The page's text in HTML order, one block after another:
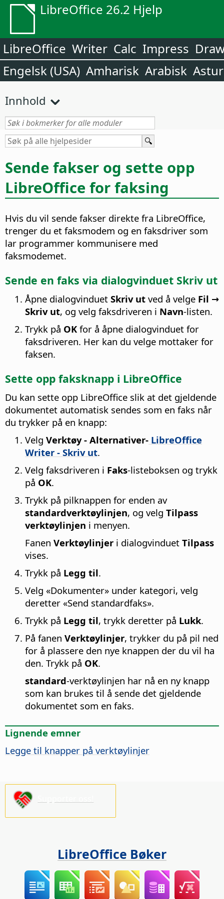
LibreOffice 26.2 Hjelp
LibreOffice Writer Calc Impress
Engelsk (USA) Amharisk Arabisk
Innhold
Sende fakser og sette opp
LibreOffice for faksing
Hvis du vil sende fakser direkte fra LibreOffice,
trenger du et faksmodem og en faksdriver som
lar programmer kommunisere med
faksmodemet.
Sende en faks via dialogvinduet Skriv ut
Åpne dialogvinduet Skriv ut ved å velge Fil →
Skriv ut, og velg faksdriveren i Navn-listen.
Trykk på OK for å åpne dialogvinduet for
faksdriveren. Her kan du velge mottaker for
faksen.
Sette opp faksknapp i LibreOffice
Du kan sette opp LibreOffice slik at det gjeldende
dokumentet automatisk sendes som en faks når
du trykker på en knapp:
Velg Verktøy - Alternativer- LibreOffice
Writer - Skriv ut.
Velg faksdriveren i Faks-listeboksen og trykk
på OK.
Trykk på pilknappen for enden av
standardverktøylinjen, og velg Tilpass
verktøylinjen i menyen.
Fanen Verktøylinjer i dialogvinduet Tilpass
vises.
Trykk på Legg til.
Velg «Dokumenter» under kategori, velg
deretter «Send standardfaks».
Trykk på Legg til, trykk deretter på Lukk.
På fanen Verktøylinjer, trykker du på pil ned
for å plassere den nye knappen der du vil ha
den. Trykk på OK.
standard-verktøylinjen har nå en ny knapp
som kan brukes til å sende det gjeldende
dokumentet som en faks.
Lignende emner
Legge til knapper på verktøylinjer
LibreOffice Bøker